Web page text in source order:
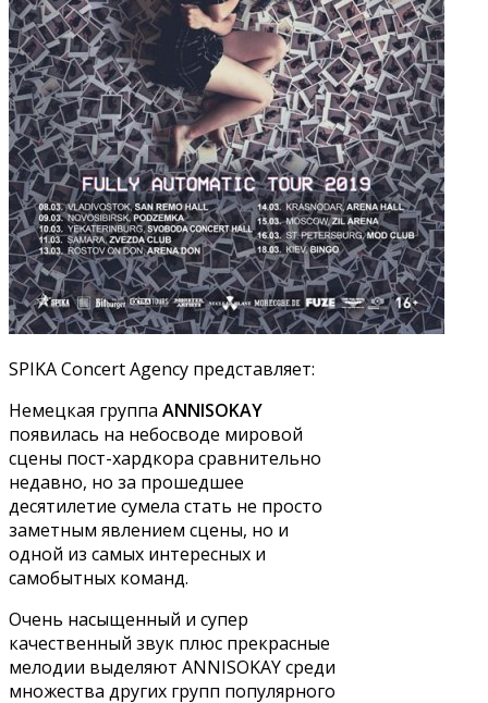
SPIKA Concert Agency представляет:
Немецкая группа ANNISOKAY
появилась на небосводе мировой
сцены пост-хардкора сравнительно
недавно, но за прошедшее
десятилетие сумела стать не просто
заметным явлением сцены, но и
одной из самых интересных и
самобытных команд.
Очень насыщенный и супер
качественный звук плюс прекрасные
мелодии выделяют ANNISOKAY среди
множества других групп популярного